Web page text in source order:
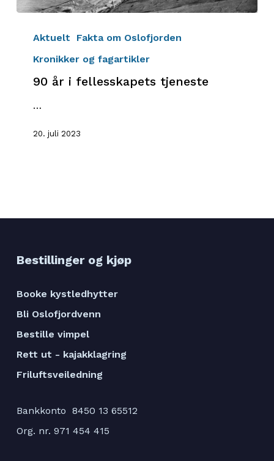
fellesskapets
tjeneste
Aktuelt
Fakta om Oslofjorden
Kronikker og fagartikler
90 år i fellesskapets tjeneste
…
20. juli 2023
Bestillinger og kjøp
Booke kystledhytter
Bli Oslofjordvenn
Bestille vimpel
Rett ut - kajakklagring
Friluftsveiledning
Bankkonto 8450 13 65512
Org. nr. 971 454 415